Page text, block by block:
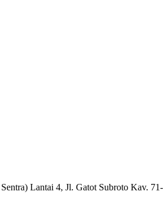
Lantai 4, Jl. Gatot Subroto Kav.